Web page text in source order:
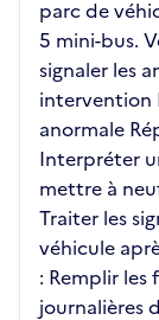
parc de
5 mini-bus.
signaler les
intervention
anormale
Interpréter
mettre à
Traiter les
véhicule
: Remplir les
journalières